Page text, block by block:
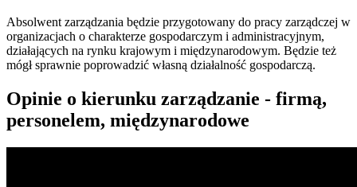
Absolwent zarządzania będzie przygotowany do pracy zarządczej w
organizacjach o charakterze gospodarczym i administracyjnym,
działających na rynku krajowym i międzynarodowym. Będzie też
mógł sprawnie poprowadzić własną działalność gospodarczą.
Opinie o kierunku zarządzanie - firmą,
personelem, międzynarodowe